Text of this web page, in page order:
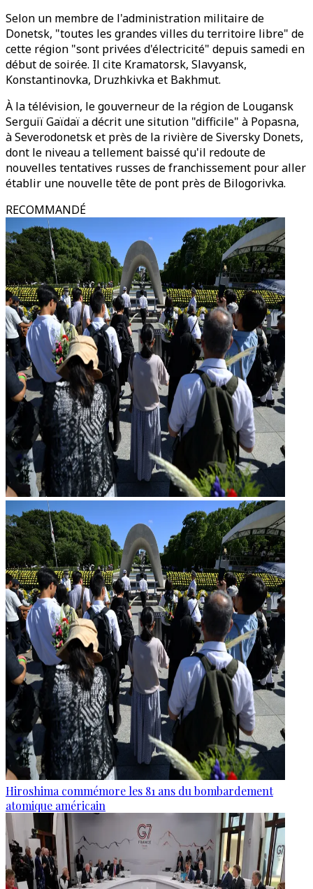
Selon un membre de l'administration militaire de
Donetsk, "toutes les grandes villes du territoire libre" de
cette région "sont privées d'électricité" depuis samedi en
début de soirée. Il cite Kramatorsk, Slavyansk,
Konstantinovka, Druzhkivka et Bakhmut.
À la télévision, le gouverneur de la région de Lougansk
Serguiï Gaïdaï a décrit une sitution "difficile" à Popasna,
à Severodonetsk et près de la rivière de Siversky Donets,
dont le niveau a tellement baissé qu'il redoute de
nouvelles tentatives russes de franchissement pour aller
établir une nouvelle tête de pont près de Bilogorivka.
RECOMMANDÉ
Hiroshima commémore les 81 ans du bombardement
atomique américain